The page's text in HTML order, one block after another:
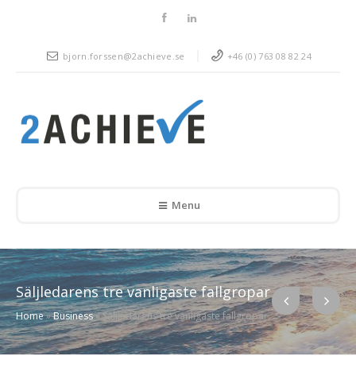
bjorn.forssen@2achieve.se +46 (0) 763 08 82 24
Menu
Säljledarens tre vanligaste fallgropar
Home»Business»Säljledarens tre vanligaste fallgropar